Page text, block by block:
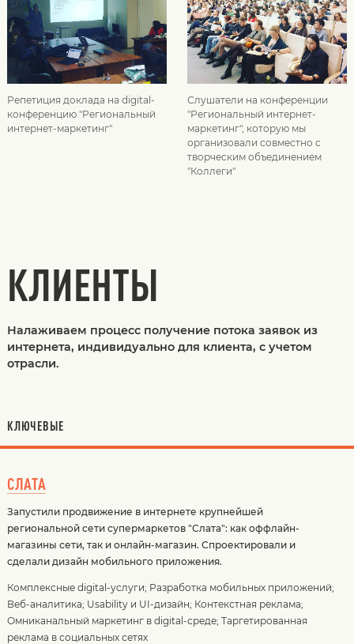
Репетиция доклада на digital-
конференцию "Региональный
интернет-маркетинг"
Слушатели на конференции
"Региональный интернет-
маркетинг", которую мы
организовали совместно с
творческим объединением
"Коллеги"
КЛИЕНТЫ
Налаживаем процесс получение потока заявок из
интернета, индивидуально для клиента, с учетом
отрасли.
КЛЮЧЕВЫЕ
СЛАТА
Запустили продвижение в интернете крупнейшей
региональной сети супермаркетов "Слата": как оффлайн-
магазины сети, так и онлайн-магазин. Спроектировали и
сделали дизайн мобильного приложения.
Комплексные digital-услуги; Разработка мобильных приложений;
Веб-аналитика; Usability и UI-дизайн; Контекстная реклама;
Омниканальный маркетинг в digital-среде; Таргетированная
реклама в социальных сетях